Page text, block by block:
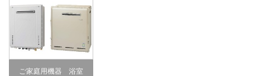
ご家庭用機器 浴室